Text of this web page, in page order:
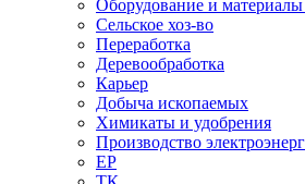
Оборудование и
Сельское хоз-во
Переработка
Деревообработка
Карьер
Добыча ископаемых
Химикаты и удобрения
Производство
EP